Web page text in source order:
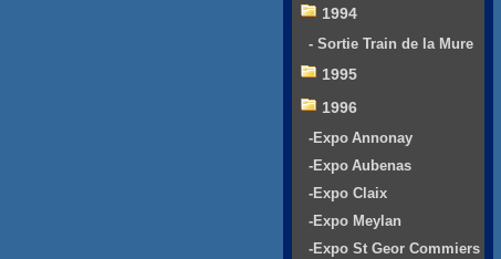
1994
- Sortie Train de la Mure
1995
1996
-Expo Annonay
-Expo Aubenas
-Expo Claix
-Expo Meylan
-Expo St Geor Commiers